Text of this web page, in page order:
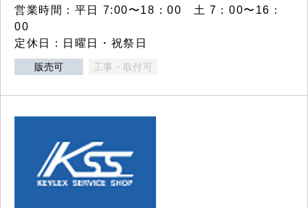
営業時間：平日 7:00〜18：00 土 7：00〜16：
00
定休日：日曜日・祝祭日
販売可 工事・取付可